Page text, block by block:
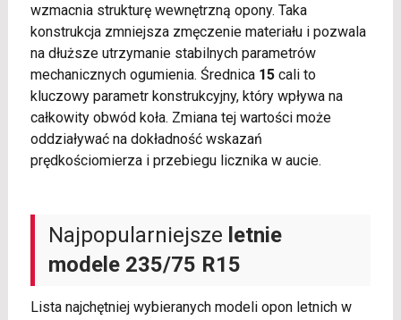
wzmacnia strukturę wewnętrzną opony. Taka
konstrukcja zmniejsza zmęczenie materiału i pozwala
na dłuższe utrzymanie stabilnych parametrów
mechanicznych ogumienia. Średnica 15cali to
kluczowy parametr konstrukcyjny, który wpływa na
całkowity obwód koła. Zmiana tej wartości może
oddziaływać na dokładność wskazań
prędkościomierza i przebiegu licznika w aucie.
Najpopularniejsze letnie
modele 235/75 R15
Lista najchętniej wybieranych modeli opon letnich w